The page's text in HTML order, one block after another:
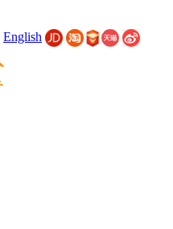
English